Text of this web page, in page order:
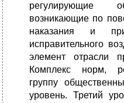
регулирующие
возникающие по
наказания и
исправительного
элемент отрасли
Комплекс норм,
группу
уровень. Третий